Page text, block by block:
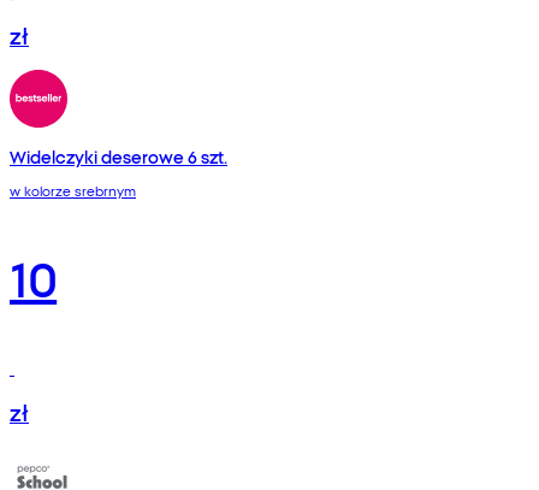
zł
Widelczyki deserowe 6 szt.
w kolorze srebrnym
10
zł